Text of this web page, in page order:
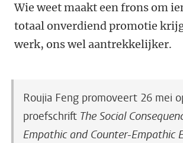
Wie weet maakt een frons om
totaal onverdiend promotie
werk, ons wel aantrekkelijker.
Roujia Feng promoveert 26 mei
proefschrift The Social
Empathic and Counter-Empathic